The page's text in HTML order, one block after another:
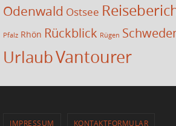
Odenwald Ostsee
Pfalz Rhön Rückblick Rügen
UrlaubVantourer
IMPRESSUM KONTAKTFORMULAR